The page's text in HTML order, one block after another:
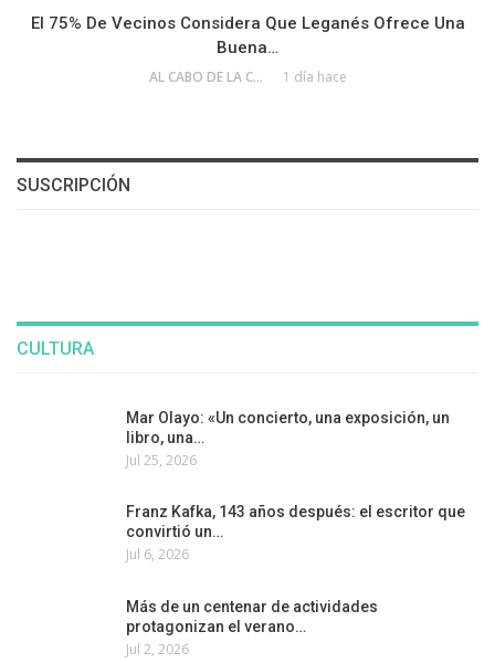
El 75% De Vecinos Considera Que Leganés Ofrece Una
Buena…
AL CABO DE LA CALLE 1 día hace
SUSCRIPCIÓN
CULTURA
Mar Olayo: «Un concierto, una exposición, un
libro, una…
Jul 25, 2026
Franz Kafka, 143 años después: el escritor que
convirtió un…
Jul 6, 2026
Más de un centenar de actividades
protagonizan el verano…
Jul 2, 2026